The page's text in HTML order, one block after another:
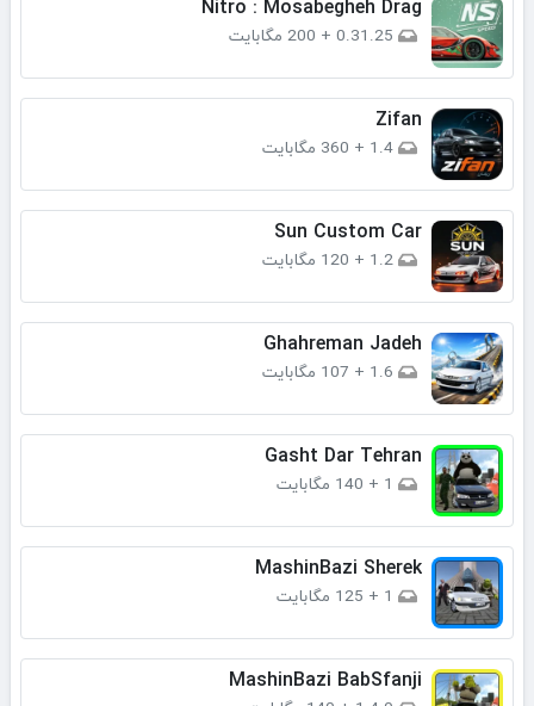
Nitro : Mosabegheh Drag
0.31.25
+ 200 مگابایت
Zifan
1.4
+ 360 مگابایت
Sun Custom Car
1.2
+ 120 مگابایت
Ghahreman Jadeh
1.6
+ 107 مگابایت
Gasht Dar Tehran
1
+ 140 مگابایت
MashinBazi Sherek
1
+ 125 مگابایت
MashinBazi BabSfanji